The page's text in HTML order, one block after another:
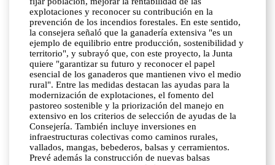
explotaciones y reconocer su contribución en la
prevención de los incendios forestales. En este sentido,
la consejera señaló que la ganadería extensiva "es un
ejemplo de equilibrio entre producción, sostenibilidad y
territorio", y subrayó que, con este proyecto, la Junta
quiere "garantizar su futuro y reconocer el papel
esencial de los ganaderos que mantienen vivo el medio
rural". Entre las medidas destacan las ayudas para la
modernización de explotaciones, el fomento del
pastoreo sostenible y la priorización del manejo en
extensivo en los criterios de selección de ayudas de la
Consejería. También incluye inversiones en
infraestructuras colectivas como caminos rurales,
vallados, mangas, bebederos, balsas y cerramientos.
Prevé además la construcción de nuevas balsas